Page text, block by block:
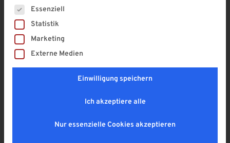
Unsere Produkt-Highlights
Entdecken Sie die neuesten Lösungen für Ihr Zuhause
– modern, funktional und individuell konfigurierbar.
Es folgt eine Liste der Service-Gruppen, für die eine
Essenziell
Statistik
Marketing
Externe Medien
Einwilligung speichern
Ich akzeptiere alle
Nur essenzielle Cookies akzeptieren